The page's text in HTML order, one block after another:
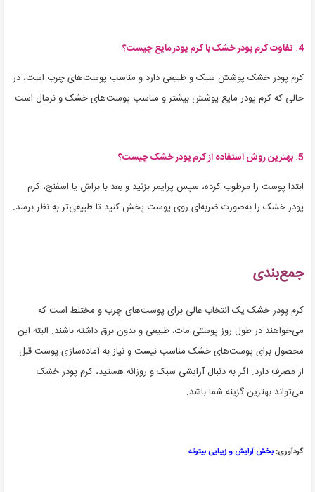
4. تفاوت کرم پودر خشک با کرم پودر مایع چیست؟
کرم پودر خشک پوشش سبک و طبیعی دارد و مناسب پوست‌های چرب است، در
حالی که کرم پودر مایع پوشش بیشتر و مناسب پوست‌های خشک و نرمال است.
5. بهترین روش استفاده از کرم پودر خشک چیست؟
ابتدا پوست را مرطوب کرده، سپس پرایمر بزنید و بعد با براش یا اسفنج، کرم
پودر خشک را به‌صورت ضربه‌ای روی پوست پخش کنید تا طبیعی‌تر به نظر برسد.
جمع‌بندی
کرم پودر خشک یک انتخاب عالی برای پوست‌های چرب و مختلط است که
می‌خواهند در طول روز پوستی مات، طبیعی و بدون برق داشته باشند. البته این
محصول برای پوست‌های خشک مناسب نیست و نیاز به آماده‌سازی پوست قبل
از مصرف دارد. اگر به دنبال آرایشی سبک و روزانه هستید، کرم پودر خشک
می‌تواند بهترین گزینه شما باشد.
گردآوری: بخش آرایش و زیبایی بیتوته